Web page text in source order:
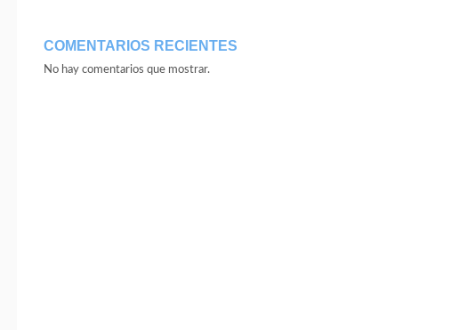
COMENTARIOS RECIENTES
No hay comentarios que mostrar.